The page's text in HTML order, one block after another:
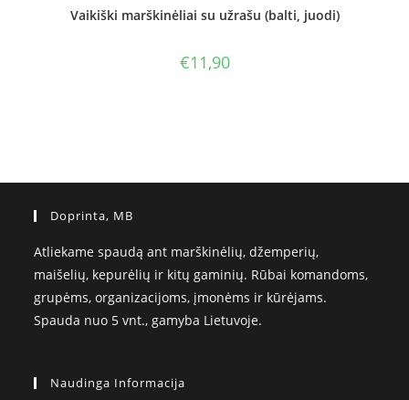
Vaikiški marškinėliai su užrašu (balti, juodi)
€11,90
Doprinta, MB
Atliekame spaudą ant marškinėlių, džemperių,
maišelių, kepurėlių ir kitų gaminių. Rūbai komandoms,
grupėms, organizacijoms, įmonėms ir kūrėjams.
Spauda nuo 5 vnt., gamyba Lietuvoje.
Naudinga Informacija